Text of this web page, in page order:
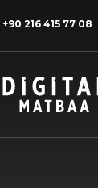
+90 216 415 77 08